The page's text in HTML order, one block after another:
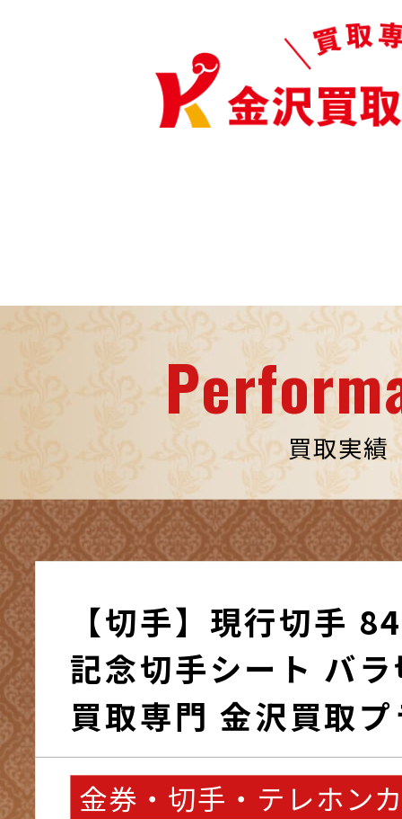
買取実績
【切手】現行切手
記念切手シート バ
買取専門 金沢買取
金券・切手・テレホン